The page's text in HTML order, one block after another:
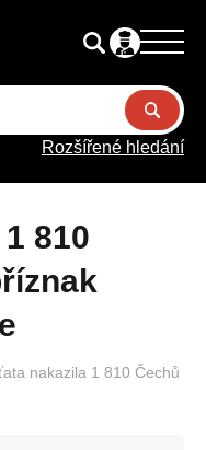
Rozšířené hledání
nakazila 1 810 Čechů